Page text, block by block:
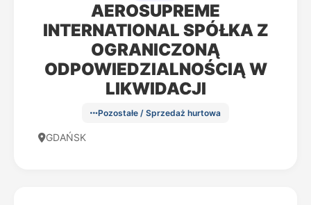
AEROSUPREME
INTERNATIONAL SPÓŁKA Z
OGRANICZONĄ
ODPOWIEDZIALNOŚCIĄ W
LIKWIDACJI
Pozostałe / Sprzedaż hurtowa
GDAŃSK